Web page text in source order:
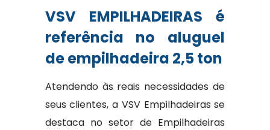
VSV EMPILHADEIRAS é
referência no aluguel
de empilhadeira 2,5 ton
Atendendo às reais necessidades de
seus clientes, a VSV Empilhadeiras se
destaca no setor de Empilhadeiras